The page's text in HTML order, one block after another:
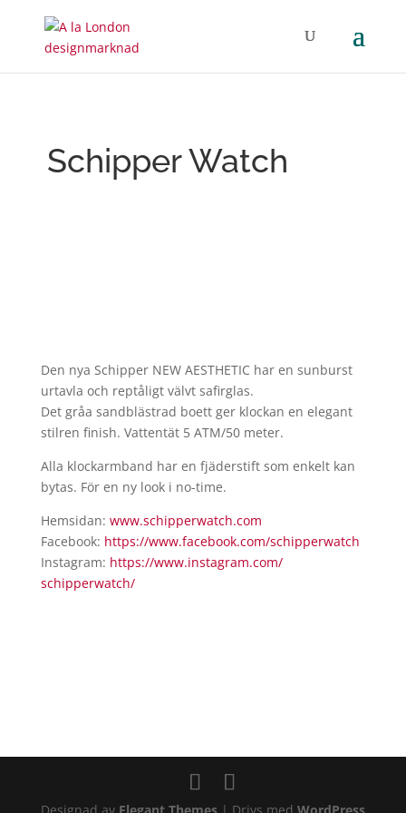
Schipper Watch
Den nya Schipper NEW AESTHETIC har en sunburst
urtavla och reptåligt välvt safirglas.
Det gråa sandblästrad boett ger klockan en elegant
stilren finish. Vattentät 5 ATM/50 meter.
Alla klockarmband har en fjäderstift som enkelt kan
bytas. För en ny look i no-time.
​Hemsidan: www.schipperwatch.com
Facebook: https://www.facebook.com/schipperwatch
Instagram: https://www.instagram.com/
schipperwatch/